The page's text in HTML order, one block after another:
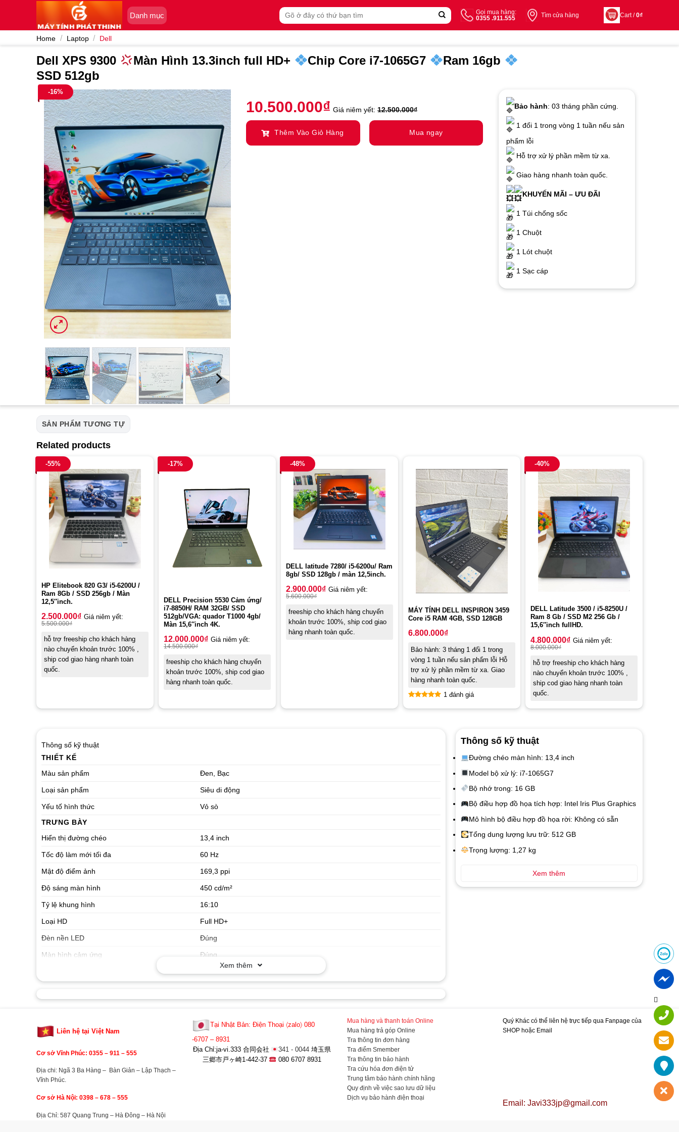
Danh mục
Search
for:
Gọi mua hàng:
0355 .911.555
Tìm cửa hàng Cart /0₫
Home / Laptop / Dell
Dell XPS 9300 Màn Hình 13.3inch full HD+ Chip Core i7-1065G7
Ram 16gb
SSD 512gb
-16%
10.500.000₫ Giá niêm yết: 12.500.000₫
Thêm Vào Giỏ Hàng Mua ngay
Bảo hành: 03 tháng phần cứng.
1 đổi 1 trong vòng 1 tuần nếu sản
phẩm lỗi
Hỗ trợ xử lý phần mềm từ xa.
Giao hàng nhanh toàn quốc.
KHUYẾN MÃI – ƯU ĐÃI
1 Túi chống sốc
1 Chuột
1 Lót chuột
1 Sạc cáp
SẢN PHẨM TƯƠNG TỰ
Related products
-55%
HP Elitebook 820 G3/ i5-6200U /
Ram 8Gb / SSD 256gb / Màn
12,5″inch.
2.500.000₫ Giá niêm yết:
5.500.000₫
hỗ trợ freeship cho khách hàng
nào chuyển khoản trước 100% ,
ship cod giao hàng nhanh toàn
quốc.
-17%
DELL Precision 5530 Cảm ứng/
i7-8850H/ RAM 32GB/ SSD
512gb/VGA: quador T1000 4gb/
Màn 15,6″inch 4K.
12.000.000₫ Giá niêm yết:
14.500.000₫
freeship cho khách hàng chuyển
khoản trước 100%, ship cod giao
hàng nhanh toàn quốc.
-48%
DELL latitude 7280/ i5-6200u/ Ram
8gb/ SSD 128gb / màn 12,5inch.
2.900.000₫ Giá niêm yết:
5.600.000₫
freeship cho khách hàng chuyển
khoản trước 100%, ship cod giao
hàng nhanh toàn quốc.
MÁY TÍNH DELL INSPIRON 3459
Core i5 RAM 4GB, SSD 128GB
6.800.000₫
Bảo hành: 3 tháng 1 đổi 1 trong
vòng 1 tuần nếu sản phẩm lỗi Hỗ
trợ xử lý phần mềm từ xa. Giao
hàng nhanh toàn quốc.
1 đánh giá
-40%
DELL Latitude 3500 / i5-8250U /
Ram 8 Gb / SSD M2 256 Gb /
15,6″inch fullHD.
4.800.000₫ Giá niêm yết:
8.000.000₫
hỗ trợ freeship cho khách hàng
nào chuyển khoản trước 100% ,
ship cod giao hàng nhanh toàn
quốc.
Thông số kỹ thuật
THIẾT KẾ
Màu sản phẩm
Đen, Bạc
Loại sản phẩm Siêu di động
Yếu tố hình thức
Vỏ sò
TRƯNG BÀY
Hiển thị đường chéo
13,4 inch
Tốc độ làm mới tối đa 60 Hz
Mật độ điểm ảnh 169,3 ppi
Độ sáng màn hình 450 cd/m²
Tỷ lệ khung hình 16:10
Loại HD Full HD+
Đèn nền LED Đúng
Màn hình cảm ứng Đúng
Gia đình XPS
13
9300
Mã số sản phẩm
Ngày phát hành
BỘ XỬ LÝ
Xem thêm
Thông số kỹ thuật
Đường chéo màn hình: 13,4 inch
Model bộ xử lý: i7-1065G7
Bộ nhớ trong: 16 GB
Bộ điều hợp đồ họa tích hợp: Intel Iris Plus Graphics
Mô hình bộ điều hợp đồ họa rời: Không có sẵn
Tổng dung lượng lưu trữ: 512 GB
Trọng lượng: 1,27 kg
Xem thêm
Liên hệ tại Việt Nam
Cơ sở Vĩnh Phúc: 0355 – 911 – 555
Địa chi: Ngã 3 Ba Hàng – Bàn Giản – Lập Thạch –
Vĩnh Phúc.
Cơ sở Hà Nội: 0398 – 678 – 555
Địa Chỉ: 587 Quang Trung – Hà Đông – Hà Nội
Tại Nhật Bản: Điện Thoại 〈zalo〉 080
-6707 – 8931
Địa Chỉ:ja-vi.333 合同会社
341 - 0044埼玉県
三郷市戸ヶ崎1-442-37
080 6707 8931
Mua hàng và thanh toán Online
Mua hàng trả góp Online
Tra thông tin đơn hàng
Tra điểm Smember
Tra thông tin bảo hành
Tra cứu hóa đơn điện tử
Trung tâm bảo hành chính hãng
Quy định về việc sao lưu dữ liệu
Dịch vụ bảo hành điện thoại
Quý Khác có thể liên hệ trực tiếp qua Fanpage của
SHOP hoặc Email
Email: Javi333jp@gmail.com